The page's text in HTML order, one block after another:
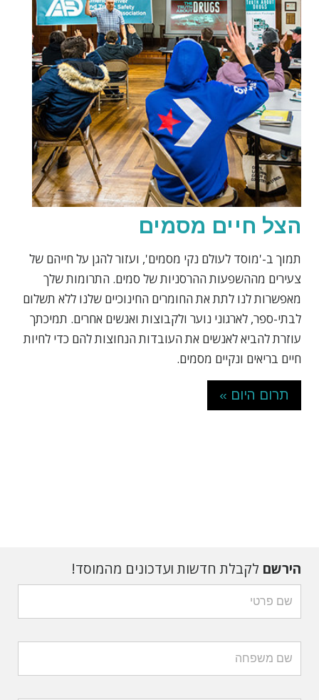
הצל חיים מסמים
תמוך ב-'מוסד לעולם נקי מסמים', ועזור להגן על חייהם של
צעירים מההשפעות ההרסניות של סמים. התרומות שלך
מאפשרות לנו לתת את החומרים החינוכיים שלנו ללא תשלום
לבתי-ספר, לארגוני נוער ולקבוצות ואנשים אחרים. תמיכתך
עוזרת להביא לאנשים את העובדות הנחוצות להם כדי לחיות
חיים בריאים ונקיים מסמים.
תרום היום »
הירשם לקבלת חדשות ועדכונים מהמוסד!